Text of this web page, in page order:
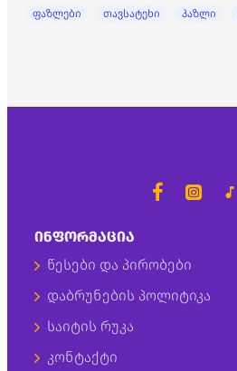
ფაზლები
თავსატეხი პაზლი
ᲘᲜᲤᲝᲠᲛᲐᲪᲘᲐ
წესები და პირობები
დაბრუნების პოლიტიკა
საიტის რუკა
კონტაქტი